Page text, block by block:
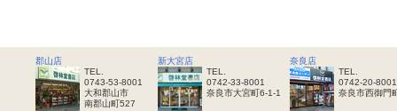
郡山店
TEL.
0743-53-8001
大和郡山市
南郡山町527
新大宮店
TEL.
0742-33-8001
奈良市大宮町6-1-1
奈良店
TEL.
0742-20-8001
奈良市西御門